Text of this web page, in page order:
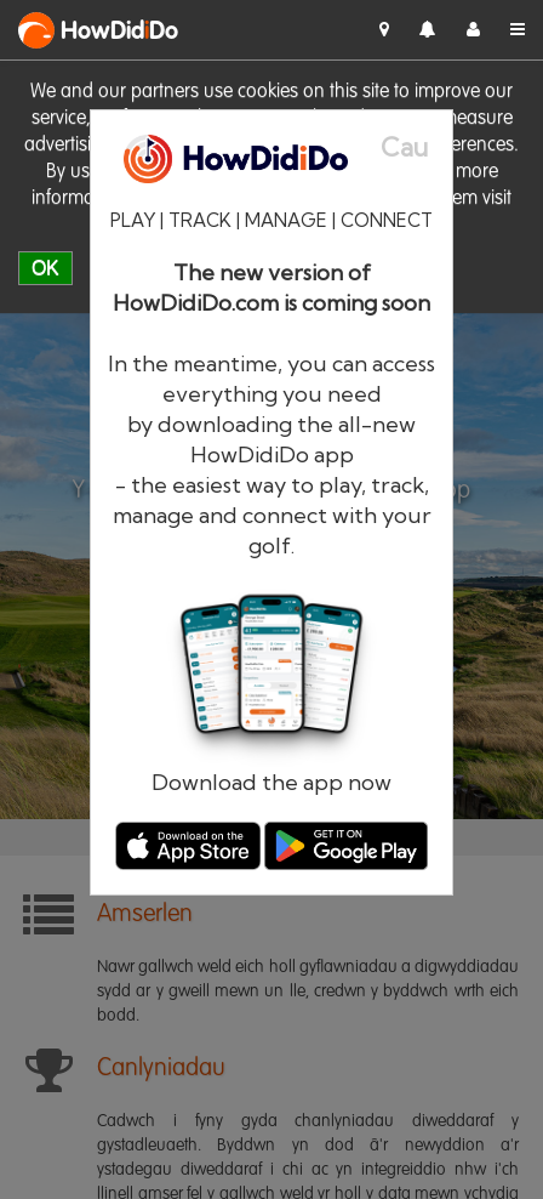
We and our partners use cookies on this site to improve our
service, perform analytics, personalise advertising, measure
advertising performance and remember website preferences.
By using the site you consent to these cookies. For more
information on cookies including how to manage them visit
our Cookie Policy
OK
HowDidiDo
Cau
PLAY | TRACK | MANAGE | CONNECT
The new version of
HowDidiDo.com is coming soon
In the meantime, you can access
everything you need
by downloading the all-new
HowDidiDo app
- the easiest way to play, track,
manage and connect with your
golf.
Download the app now
HowDidiDo
Y rhwydwaith golffwyr mwyaf yn Ewrop
Cofiwch fi Cyfrinair anghofiedig?
Amserlen
Nawr gallwch weld eich holl gyflawniadau a digwyddiadau
sydd ar y gweill mewn un lle, credwn y byddwch wrth eich
bodd.
Canlyniadau
Cadwch i fyny gyda chanlyniadau diweddaraf y
gystadleuaeth. Byddwn yn dod â'r newyddion a'r
ystadegau diweddaraf i chi ac yn integreiddio nhw i'ch
llinell amser fel y gallwch weld yr holl y data mewn ychydig